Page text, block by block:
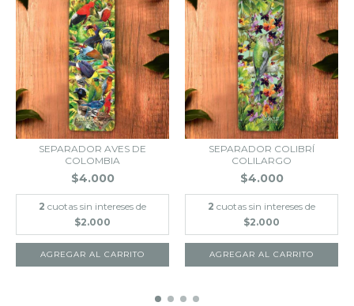
SEPARADOR AVES DE
COLOMBIA
$4.000
2 cuotas sin intereses de
$2.000
SEPARADOR COLIBRÍ
COLILARGO
$4.000
2 cuotas sin intereses de
$2.000